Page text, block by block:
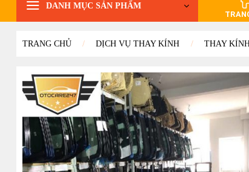
DANH MỤC SẢN PHẨM
TRANG CHỦ / DỊCH VỤ THAY KÍNH / THAY